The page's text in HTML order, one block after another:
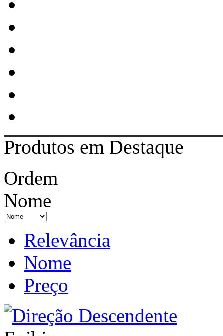
Produtos em Destaque
Ordem
Nome
Relevância
Nome
Preço